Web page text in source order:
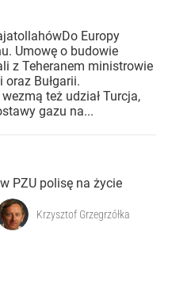
Europy
Umowę o budowie
z Teheranem ministrowie
Bułgarii.
też udział Turcja,
gazu na...
PZU polisę na życie
Krzysztof Grzegrzółka